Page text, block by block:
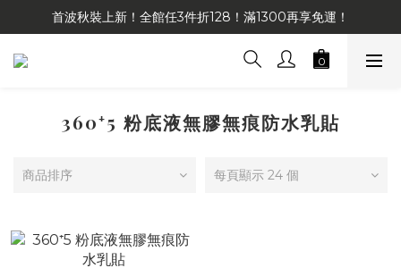
首波秋裝上新！全館任3件折128！滿1300再享免運！
360⁺5 粉底液無膠無痕防水乳貼
商品排序 每頁顯示 24 個